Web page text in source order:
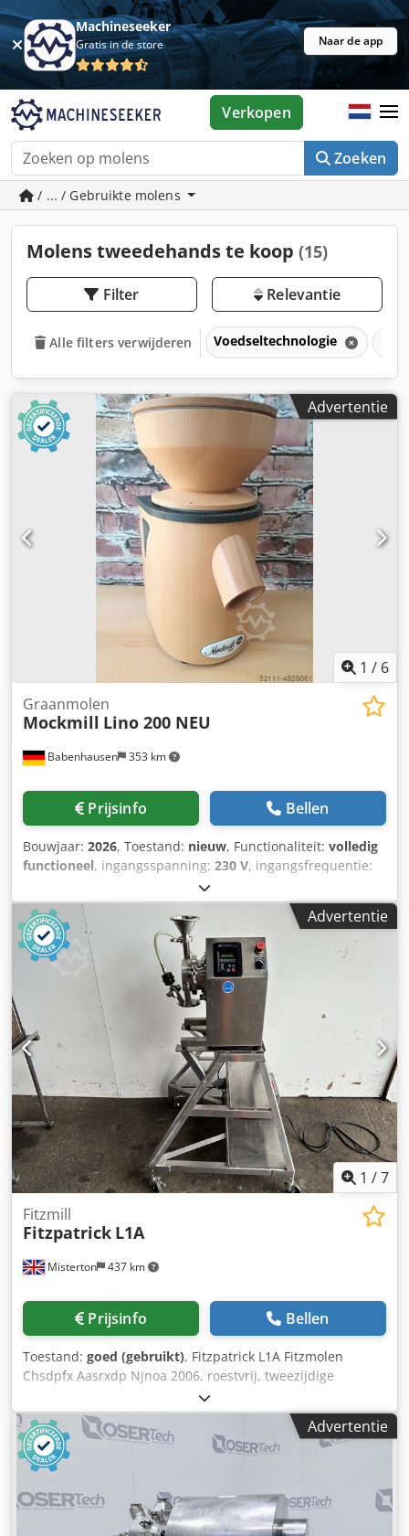
Machineseeker
Gratis in de store Naar de app
Zoeken
Verkopen
/ ... / Gebruikte molens
Molens tweedehands te koop (15)
Filter Relevantie
Alle filters verwijderen Voedseltechnologie
Advertentie
1 / 6
Babenhausen 353 km
Graanmolen
Mockmill Lino 200 NEU
Prijsinfo Bellen
Bouwjaar: 2026, Toestand: nieuw, Functionaliteit: volledig
functioneel, ingangsspanning: 230 V, ingangsfrequentie:
, DGUV gecertificeerd tot:
machine-/voertuignummer:2026, NIEUW - NIEUW Mockmill
Lino 200 graanmolen NIEUW - NIEUW Steenmolen voor
granen, peulvruchten en specerijen Tafelmodel van hout
Lino 200 Maalwerkturbine met een capaciteit van ca.
200g/minuut Chjdpfxsfxk Tqo Aanja Maalgraad: Traploos
instelbaar van zeer fijn tot grof Aansluiting 220V
Afmetingen: 208 x 242 x 380 mm, BxDxH NIEUWE machine
met garantie + service Bezoek onze Milbrandt Store met
demonstratiebakkerij en veel bakkerijmachines en
apparaten!
Advertentie
1 /7
Misterton 437 km
Fitzmill
Fitzpatrick L1A
Prijsinfo Bellen
Toestand: goed (gebruikt), Fitzpatrick L1A Fitzmolen
Chsdpfx Aasrxdp Njnoa 2006, roestvrij, tweezijdige
messen, 150mm afgeronde snijkamer, voor natte en droge
producten, twee dozen met reserveonderdelen,
gemonteerd op mobiel frame
Advertentie